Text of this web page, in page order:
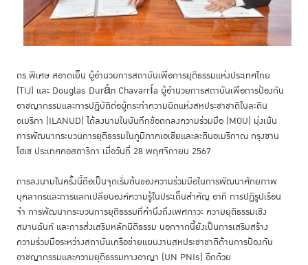
ดร.พิเศษ สอาดเย็น ผู้อำนวยการสถาบันเพื่อการยุติธรรมแห่งประเทศไทย
(TIJ) และ Douglas Durán Chavarría ผู้อำนวยการสถาบันเพื่อการป้องกัน
อาชญากรรมและการปฏิบัติต่อผู้กระทำความผิดแห่งสหประชาชาติในละติน
อเมริกา (ILANUD) ได้ลงนามในบันทึกข้อตกลงความร่วมมือ (MOU) มุ่งเน้น
การพัฒนากระบวนการยุติธรรมในภูมิภาคเอเชียและละตินอเมริกาณ กรุงซาน
โฮเซ ประเทศคอสตาริกา เมื่อวันที่ 28 พฤศจิกายน 2567
การลงนามในครั้งนี้ถือเป็นจุดเริ่มต้นของความร่วมมือในการพัฒนาศักยภาพ
บุคลากรและการแลกเปลี่ยนองค์ความรู้ในประเด็นสำคัญ อาทิ การปฏิรูปเรือน
จำ การพัฒนากระบวนการยุติธรรมที่คำนึงถึงเพศภาวะ ความยุติธรรมเชิง
สมานฉันท์ และการส่งเสริมหลักนิติธรรม นอกจากนี้ยังเป็นการเสริมสร้าง
ความร่วมมือระหว่างสถาบันเครือข่ายแผนงานสหประชาชาติด้านการป้องกัน
อาชญากรรมและความยุติธรรมทางอาญา (UN PNIs) อีกด้วย